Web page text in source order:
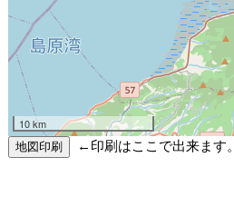
10 km
←印刷はここで出来ます。